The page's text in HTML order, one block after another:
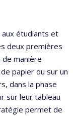
étudiants et
deux premières
de manière
papier ou sur un
dans la phase
sur leur tableau
permet de